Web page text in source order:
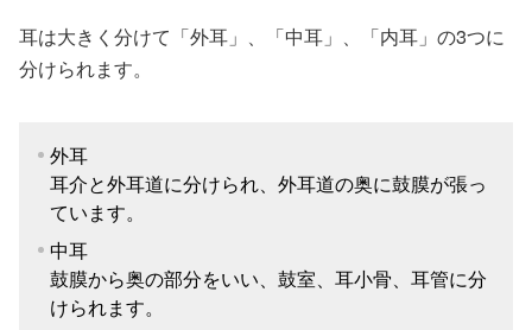
耳は大きく分けて「外耳」、「中耳」、「内耳」の3つに
分けられます。
外耳
耳介と外耳道に分けられ、外耳道の奥に鼓膜が張っ
ています。
中耳
鼓膜から奥の部分をいい、鼓室、耳小骨、耳管に分
けられます。